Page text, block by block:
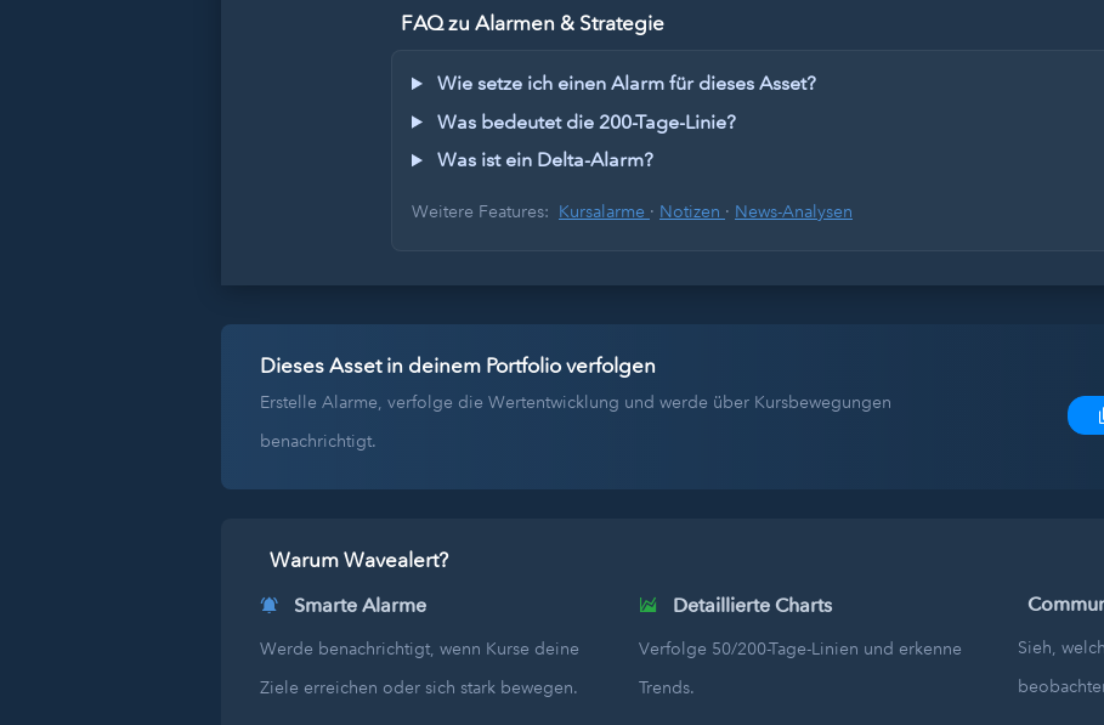
FAQ zu Alarmen & Strategie
Wie setze ich einen Alarm für dieses Asset?
Was bedeutet die 200-Tage-Linie?
Was ist ein Delta-Alarm?
Weitere Features: Kursalarme · Notizen · News-Analysen
Dieses Asset in deinem Portfolio verfolgen
Erstelle Alarme, verfolge die Wertentwicklung und werde über Kursbewegungen
benachrichtigt.
Warum Wavealert?
Smarte Alarme
Werde benachrichtigt, wenn Kurse deine
Ziele erreichen oder sich stark bewegen.
Detaillierte Charts
Verfolge 50/200-Tage-Linien und erkenne
Trends.
Sieh,